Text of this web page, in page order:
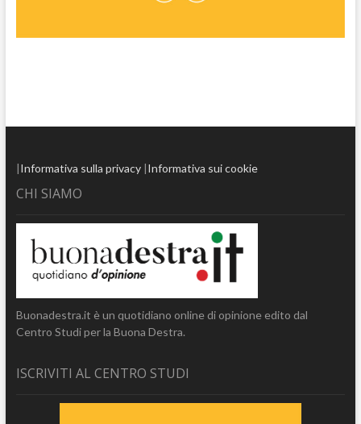
|Informativa sulla privacy|Informativa sui cookie
CHI SIAMO
Buonadestra.it è un quotidiano online di opinione edito dal
Centro Studi per la Buona Destra.
ISCRIVITI AL CENTRO STUDI